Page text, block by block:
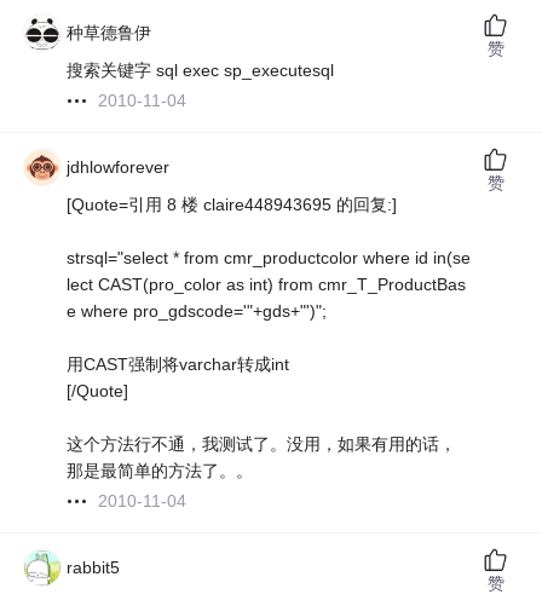
种草德鲁伊
搜索关键字 sql exec sp_executesql
2010-11-04
赞
jdhlowforever
[Quote=引用 8 楼 claire448943695 的回复:]
strsql="select * from cmr_productcolor where id in(se
lect CAST(pro_color as int) from cmr_T_ProductBas
e where pro_gdscode='"+gds+"')";
用CAST强制将varchar转成int
[/Quote]
这个方法行不通，我测试了。没用，如果有用的话，
那是最简单的方法了。。
2010-11-04
赞
rabbit5
赞